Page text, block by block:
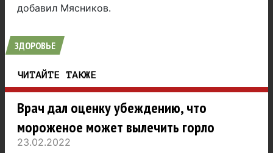
добавил Мясников.
ЗДОРОВЬЕ
ЧИТАЙТЕ ТАКЖЕ
Врач дал оценку убеждению, что
мороженое может вылечить горло
23.02.2022